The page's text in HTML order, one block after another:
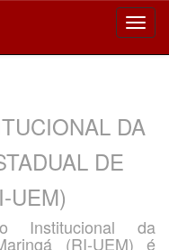
DA
DE
UEM)
Institucional da
(RI-UEM) é